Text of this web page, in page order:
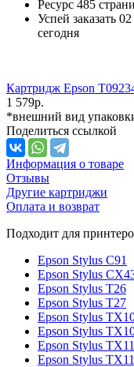
Ресурс 485
Успей заказать
сегодня
Картридж Epson
1 579р.
*внешний вид
Поделиться ссылкой
Информация о товаре
Отзывы
Другие картриджи
Оплата и возврат
Подходит для
Epson Stylus C91
Epson Stylus
Epson Stylus T26
Epson Stylus T27
Epson Stylus
Epson Stylus
Epson Stylus
Epson Stylus